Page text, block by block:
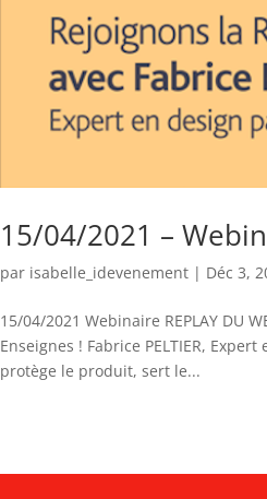
15/04/2021 –
par isabelle_idevenement | Déc 3,
15/04/2021 Webinaire REPLAY DU
Enseignes ! Fabrice PELTIER,
protège le produit, sert le...